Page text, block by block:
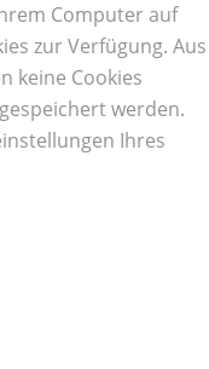
Computer auf
zur Verfügung. Aus
keine Cookies
werden.
Ihres